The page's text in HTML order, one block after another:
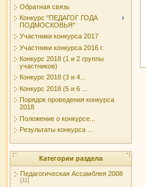
Обратная связь
Конкурс "ПЕДАГОГ ГОДА
ПОДМОСКОВЬЯ"
Участники конкурса 2017
Участники конкурса 2016 г.
Конкурс 2018 (1 и 2 группы
участников)
Конкурс 2018 (3 и 4...
Конкурс 2018 (5 и 6 ...
Порядок проведения конкурса
2018
Положение о конкурсе...
Результаты конкурса ...
Категории раздела
Педагогическая Ассамблея 2008
[11]